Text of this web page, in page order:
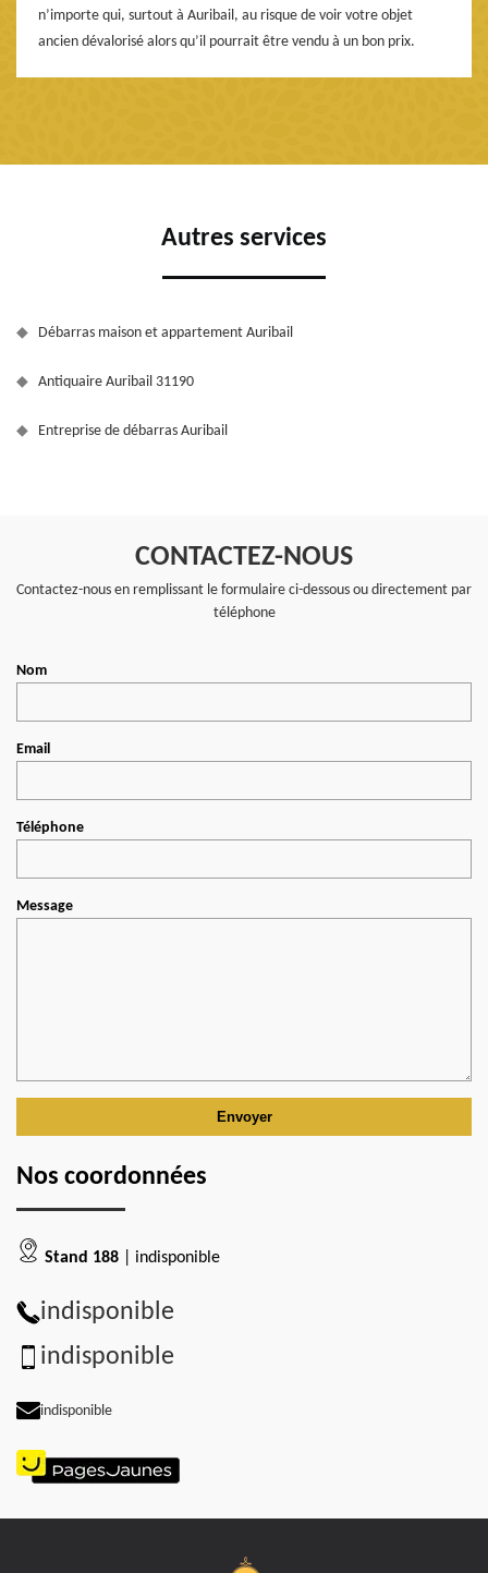
n’importe qui, surtout à Auribail, au risque de voir votre objet
ancien dévalorisé alors qu’il pourrait être vendu à un bon prix.
Autres services
Débarras maison et appartement Auribail
Antiquaire Auribail 31190
Entreprise de débarras Auribail
CONTACTEZ-NOUS
Contactez-nous en remplissant le formulaire ci-dessous ou directement par
téléphone
Nom
Email
Téléphone
Message
Nos coordonnées
Stand 188 | indisponible
indisponible
indisponible
indisponible